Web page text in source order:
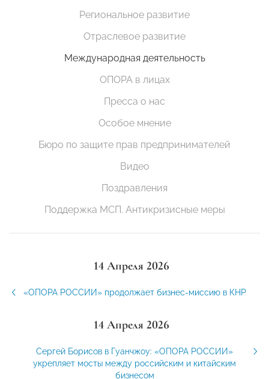
Региональное развитие
Отраслевое развитие
Международная деятельность
ОПОРА в лицах
Пресса о нас
Особое мнение
Бюро по защите прав предпринимателей
Видео
Поздравления
Поддержка МСП. Антикризисные меры
14 Апреля 2026
«ОПОРА РОССИИ» продолжает бизнес-миссию в КНР
14 Апреля 2026
Сергей Борисов в Гуанчжоу: «ОПОРА РОССИИ»
укрепляет мосты между российским и китайским
бизнесом